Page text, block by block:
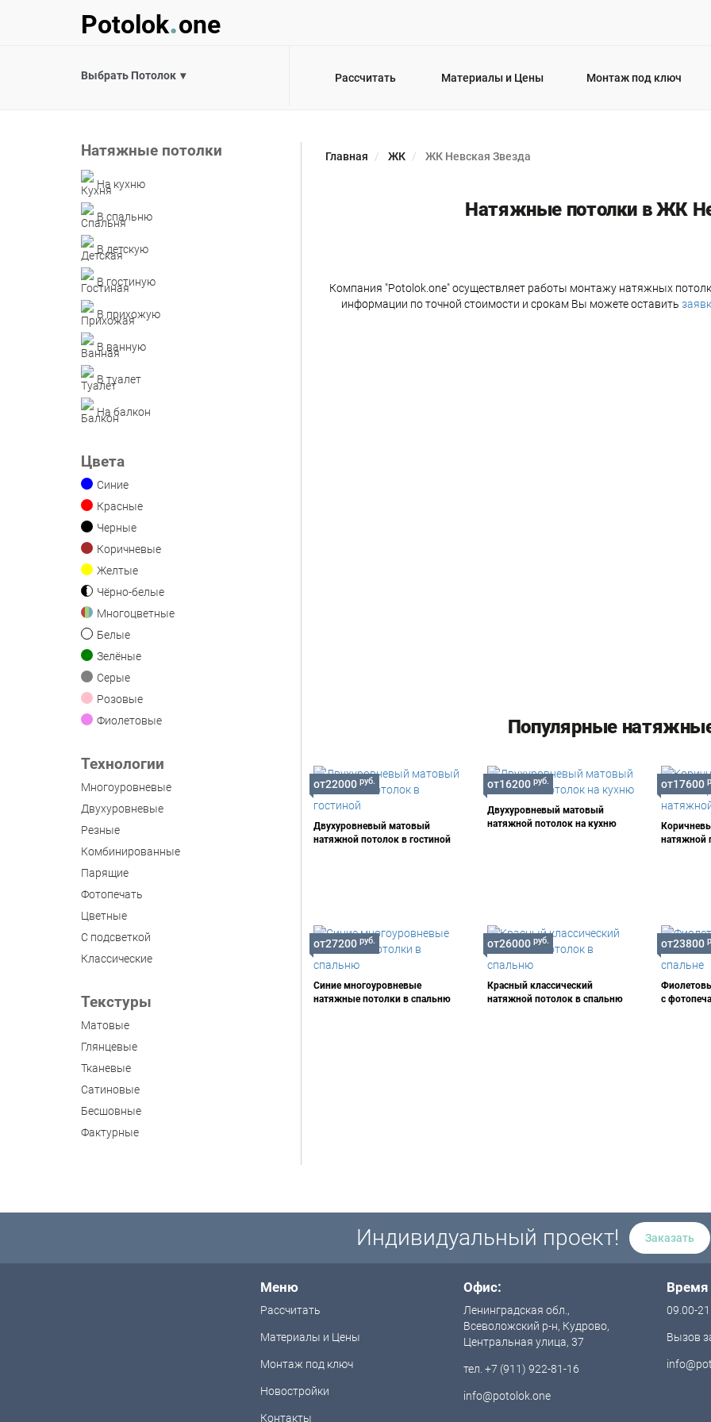
Potolok
.one
Выбрать Потолок Рассчитать Материалы и Цены Монтаж под ключ
Натяжные потолки
На кухню
В спальню
В детскую
В гостиную
В прихожую
В ванную
В туалет
На балкон
Цвета
Синие
Красные
Черные
Коричневые
Желтые
Чёрно-белые
Многоцветные
Белые
Зелёные
Серые
Розовые
Фиолетовые
Технологии
Многоуровневые
Двухуровневые
Резные
Комбинированные
Парящие
Фотопечать
Цветные
С подсветкой
Классические
Текстуры
Матовые
Глянцевые
Тканевые
Сатиновые
Бесшовные
Фактурные
Главная ЖК ЖК Невская Звезда
Натяжные потолки в ЖК
Компания "Potolok.one" осуществляет работы монтажу натяжных
информации по точной стоимости и срокам Вы можете оставить
Популярные
Двухуровневый матовый
натяжной потолок в гостиной
от22000 руб.
Двухуровневый матовый
натяжной потолок на кухню
от16200 руб.
натяжной
от17600
Синие многоуровневые
натяжные потолки в спальню
от27200 руб.
Красный классический
натяжной потолок в спальню
от26000 руб.
с
от23800
Индивидуальный проект! Заказать
Меню
Рассчитать
Материалы и Цены
Монтаж под ключ
Новостройки
Контакты
Офис:
Ленинградская обл.,
Всеволожский р-н, Кудрово,
Центральная улица, 37
тел. +7 (911) 922-81-16
info@potolok.one
09.00-
Вызов